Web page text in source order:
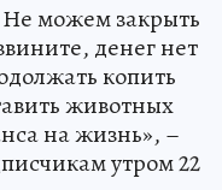
можем закрыть
денег нет
копить
животных
на жизнь», –
утром 22